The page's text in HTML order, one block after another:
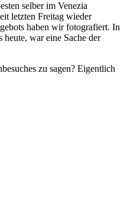
selber im Venezia
letzten Freitag wieder
haben wir fotografiert. In
heute, war eine Sache der
zu sagen? Eigentlich